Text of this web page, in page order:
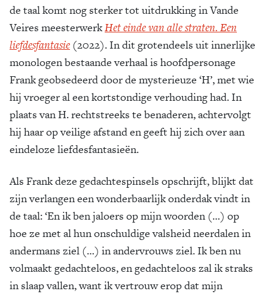
de taal komt nog sterker tot uitdrukking in Vande
Veires meesterwerkHet einde van alle straten. Een
liefdesfantasie (2022). In dit grotendeels uit innerlijke
monologen bestaande verhaal is hoofdpersonage
Frank geobsedeerd door de mysterieuze ‘H’, met wie
hij vroeger al een kortstondige verhouding had. In
plaats van H. rechtstreeks te benaderen, achtervolgt
hij haar op veilige afstand en geeft hij zich over aan
eindeloze liefdesfantasieën.
Als Frank deze gedachtespinsels opschrijft, blijkt dat
zijn verlangen een wonderbaarlijk onderdak vindt in
de taal: ‘En ik ben jaloers op mijn woorden (…) op
hoe ze met al hun onschuldige valsheid neerdalen in
andermans ziel (…) in andervrouws ziel. Ik ben nu
volmaakt gedachteloos, en gedachteloos zal ik straks
in slaap vallen, want ik vertrouw erop dat mijn